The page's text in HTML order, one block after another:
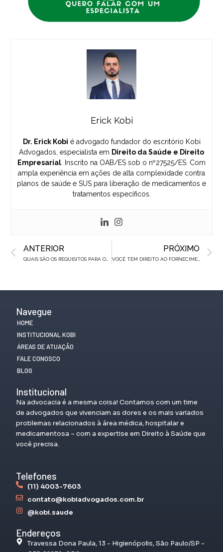
Erick Kobi
Dr. Erick Kobi é advogado fundador do escritório Kobi
Advogados, especialista em Direito da Saúde e Direito
Empresarial . Inscrito na OAB/ES sob o nº27525/ES. Com
ampla experiência em ações de alta complexidade contra
planos de saúde e SUS para liberação de medicamentos e
tratamentos específicos.
Prev
ANTERIOR PRÓXIMO
VOCÊ TEM DIREITO AO FORNECIMENTO GRATUITO DE ENOXOPARINA SÓDICA (CLEXANE, VERSA, HEPARINOX)
Navegue
HOME
INSTITUCIONAL KOBI
ÁREAS DE ATUAÇÃO
FALE CONOSCO
BLOG
Institucional
Na advocacia é a mesma coisa! Contamos com um time
de advogados que vivenciam as dores e os mais variados
problemas relacionados à área médica, hospitalar e
medicamentosa – com a expertise em Direito à Saúde que
você precisa.
Telefones
(11) 4003-7603
contato@kobiadvogados.com.br
@kobi.saude
Endereços
Travessa Dona Paula, 13 - Higienópolis, São Paulo/SP -